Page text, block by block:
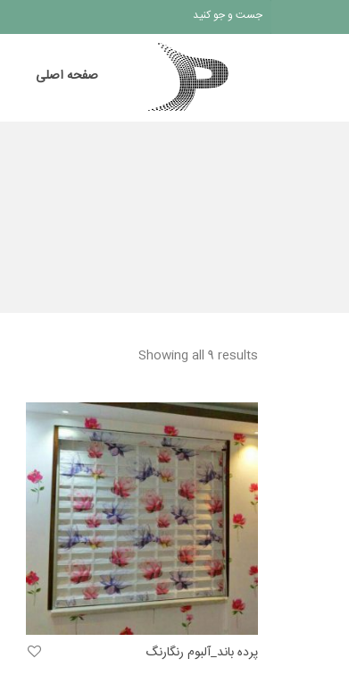
صفحه اصلی
Showing all 9 results
پرده باند_آلبوم رنگارنگ